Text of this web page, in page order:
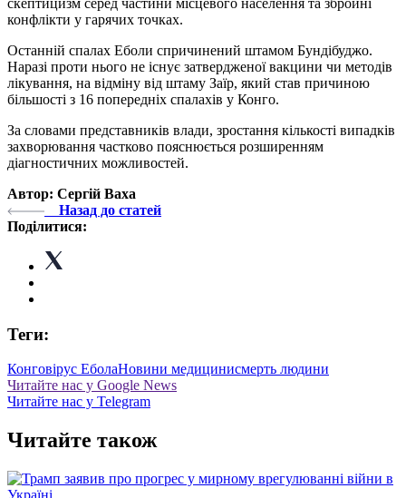
конфлікти у гарячих точках.
Останній спалах Еболи спричинений штамом Бундібуджо.
Наразі проти нього не існує затвердженої вакцини чи методів
лікування, на відміну від штаму Заїр, який став причиною
більшості з 16 попередніх спалахів у Конго.
За словами представників влади, зростання кількості випадків
захворювання частково пояснюється розширенням
діагностичних можливостей.
Автор: Сергій Ваха
Назад до статей
Поділитися:
Теги:
Конговірус ЕболаНовини медицинисмерть людини
Читайте нас у Google News
Читайте нас у Telegram
Читайте також